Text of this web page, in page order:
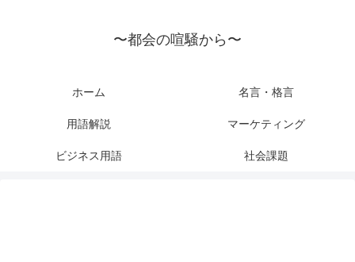
〜都会の喧騒から〜
ホーム 名言・格言
用語解説 マーケティング
ビジネス用語 社会課題